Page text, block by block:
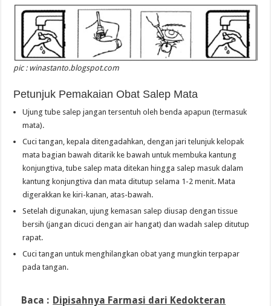
pic : winastanto.blogspot.com
Petunjuk Pemakaian Obat Salep Mata
Ujung tube salep jangan tersentuh oleh benda apapun (termasuk
mata).
Cuci tangan, kepala ditengadahkan, dengan jari telunjuk kelopak
mata bagian bawah ditarik ke bawah untuk membuka kantung
konjungtiva, tube salep mata ditekan hingga salep masuk dalam
kantung konjungtiva dan mata ditutup selama 1-2 menit. Mata
digerakkan ke kiri-kanan, atas-bawah.
Setelah digunakan, ujung kemasan salep diusap dengan tissue
bersih (jangan dicuci dengan air hangat) dan wadah salep ditutup
rapat.
Cuci tangan untuk menghilangkan obat yang mungkin terpapar
pada tangan.
Baca : Dipisahnya Farmasi dari Kedokteran